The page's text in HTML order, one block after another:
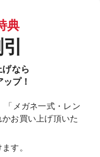
典
なら
プ！
「メガネ一式・レン
お買い上げ頂いた
す。